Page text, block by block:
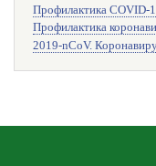
Профилактика COVID-
Профилактика
2019-nCoV.